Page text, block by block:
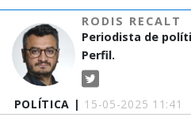
POLÍTICA | 15-05-2025 11:41
RODIS RECALT
Periodista de
Perfil.